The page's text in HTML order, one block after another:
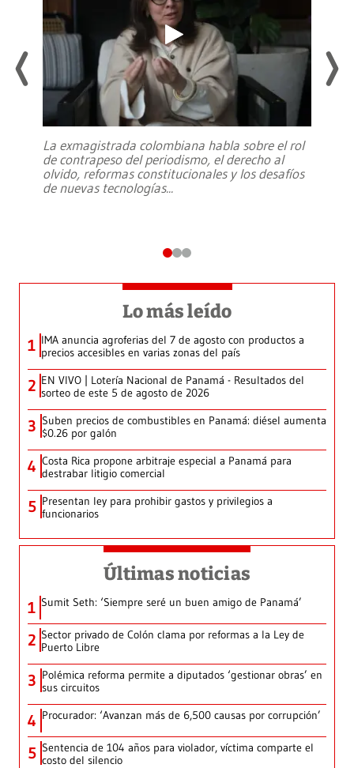
La exmagistrada colombiana habla sobre el rol
de contrapeso del periodismo, el derecho al
olvido, reformas constitucionales y los desafíos
de nuevas tecnologías...
Lo más leído
1 IMA anuncia agroferias del 7 de agosto con productos a
precios accesibles en varias zonas del país
2 EN VIVO | Lotería Nacional de Panamá - Resultados del
sorteo de este 5 de agosto de 2026
3 Suben precios de combustibles en Panamá: diésel aumenta
$0.26 por galón
4 Costa Rica propone arbitraje especial a Panamá para
destrabar litigio comercial
5 Presentan ley para prohibir gastos y privilegios a
funcionarios
Últimas noticias
1 Sumit Seth: ‘Siempre seré un buen amigo de Panamá’
2 Sector privado de Colón clama por reformas a la Ley de
Puerto Libre
3 Polémica reforma permite a diputados ‘gestionar obras’ en
sus circuitos
4 Procurador: ‘Avanzan más de 6,500 causas por corrupción’
5 Sentencia de 104 años para violador, víctima comparte el
costo del silencio